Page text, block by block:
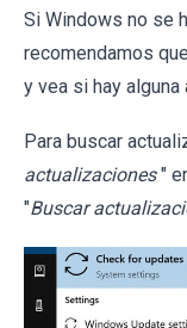
Si Windows no se
recomendamos
y vea si hay alguna
Para buscar
actualizaciones "
"Buscar